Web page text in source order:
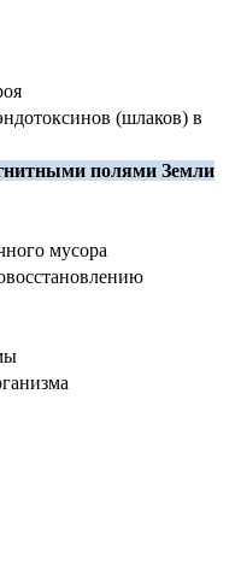
(шлаков) в
полями Земли
мусора